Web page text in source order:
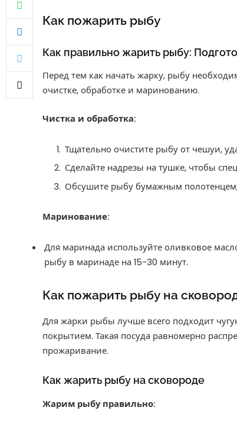
Как пожарить рыбу
Как правильно жарить рыбу:
Перед тем как начать жарку, рыбу
очистке, обработке и маринованию.
Чистка и обработка:
Тщательно очистите рыбу от чешуи,
Сделайте надрезы на тушке, чтобы
Обсушите рыбу бумажным
Маринование:
Для маринада используйте оливковое
рыбу в маринаде на 15-30 минут.
Как пожарить рыбу на
Для жарки рыбы лучше всего подходит
покрытием. Такая посуда равномерно
прожаривание.
Как жарить рыбу на сковороде
Жарим рыбу правильно: